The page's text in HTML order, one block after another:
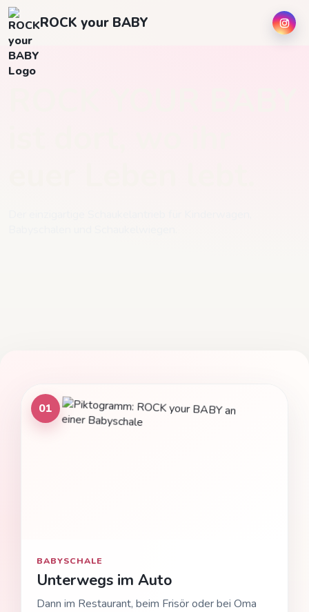
ROCK your BABY
01
BABYSCHALE
Unterwegs im Auto
Dann im Restaurant, beim Frisör oder bei Oma